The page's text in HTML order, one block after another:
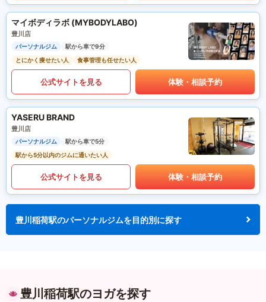
マイボディラボ (MYBODYLABO)
豊川店
パーソナルジム
駅から車で9分
とにかく痩せたい人
食事管理も任せたい人
公式サイトを見る 体験・相談予約
YASERU BRAND
豊川店
パーソナルジム
駅から車で5分
駅から5分以内のジムに通いたい人
公式サイトを見る 体験・相談予約
豊川稲荷駅のパーソナルジムを目的別に探す
豊川稲荷駅のヨガを探す